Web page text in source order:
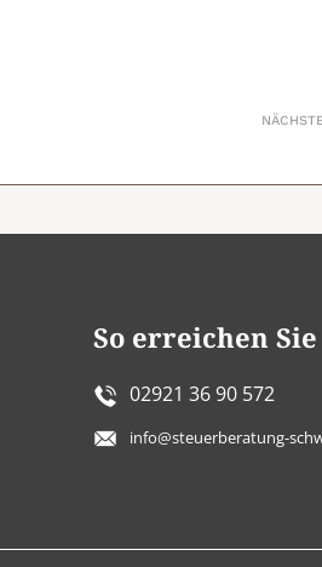
So erreichen
02921 36 90 572
info@steuerberatung-